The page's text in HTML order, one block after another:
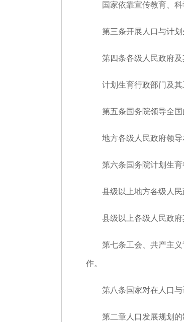
国家依靠宣传教育、科学
第三条开展人口与计划生
第四条各级人民政府及其
计划生育行政部门及其
第五条国务院领导全国
地方各级人民政府领导
第六条国务院计划生育
县级以上地方各级人民政
县级以上各级人民政府
第七条工会、共产主义
作。
第八条国家对在人口与
第二章人口发展规划的